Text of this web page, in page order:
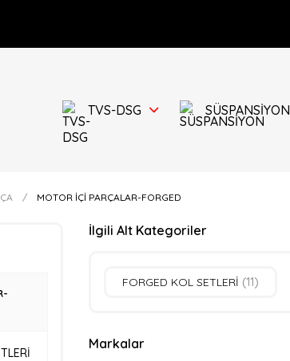
TVS-DSG SÜSPANSİYON
MOTOR İÇİ PARÇALAR-FORGED
İlgili Alt Kategoriler
FORGED KOL SETLERİ (11)
Markalar